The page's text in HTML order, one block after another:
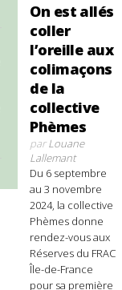
On est allés
coller
l’oreille aux
colimaçons
de la
collective
Phèmes
parLouane
Lallemant
Du 6 septembre
au 3 novembre
2024, la collective
Phèmes donne
rendez-vous aux
Réserves du FRAC
Île-de-France
pour sa première